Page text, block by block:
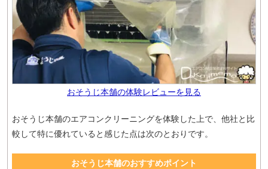
おそうじ本舗の体験レビューを見る
おそうじ本舗のエアコンクリーニングを体験した上で、他社と比
較して特に優れていると感じた点は次のとおりです。
おそうじ本舗のおすすめポイント